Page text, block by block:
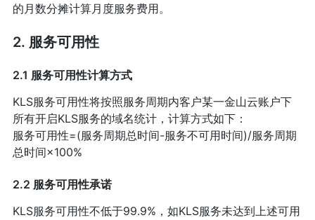
的月数分摊计算月度服务费用。
2. 服务可用性
2.1 服务可用性计算方式
KLS服务可用性将按照服务周期内客户某一金山云账户下
所有开启KLS服务的域名统计，计算方式如下：
服务可用性=(服务周期总时间-服务不可用时间)/服务周期
总时间×100%
2.2 服务可用性承诺
KLS服务可用性不低于99.9%，如KLS服务未达到上述可用